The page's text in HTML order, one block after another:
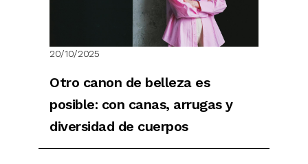
20/10/2025
Otro canon de belleza es
posible: con canas, arrugas y
diversidad de cuerpos